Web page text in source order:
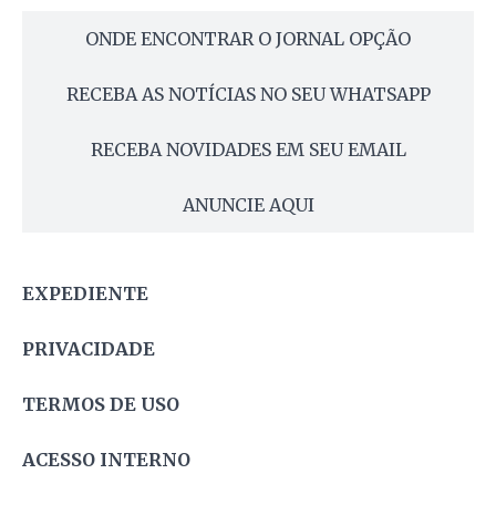
ONDE ENCONTRAR O JORNAL OPÇÃO
RECEBA AS NOTÍCIAS NO SEU WHATSAPP
RECEBA NOVIDADES EM SEU EMAIL
ANUNCIE AQUI
EXPEDIENTE
PRIVACIDADE
TERMOS DE USO
ACESSO INTERNO